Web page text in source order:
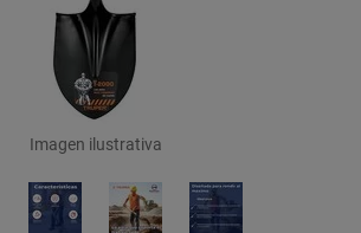
Imagen ilustrativa